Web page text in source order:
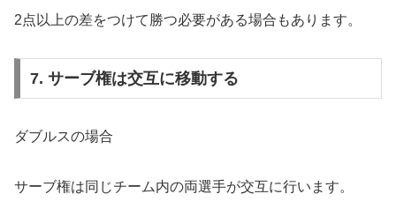
2点以上の差をつけて勝つ必要がある場合もあります。
7. サーブ権は交互に移動する
ダブルスの場合
サーブ権は同じチーム内の両選手が交互に行います。